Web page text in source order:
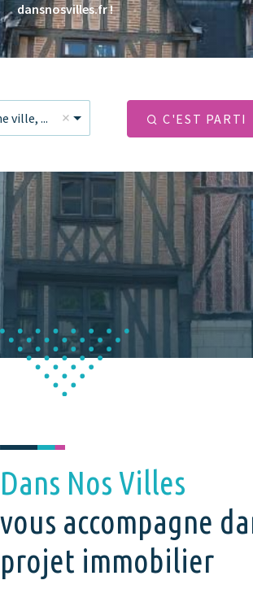
dansnosvilles.fr !
ville, ...
C'EST PARTI
Dans Nos Villes
vous accompagne
projet immobilier